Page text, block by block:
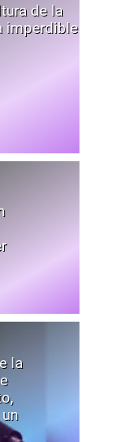
de la
imperdible
la